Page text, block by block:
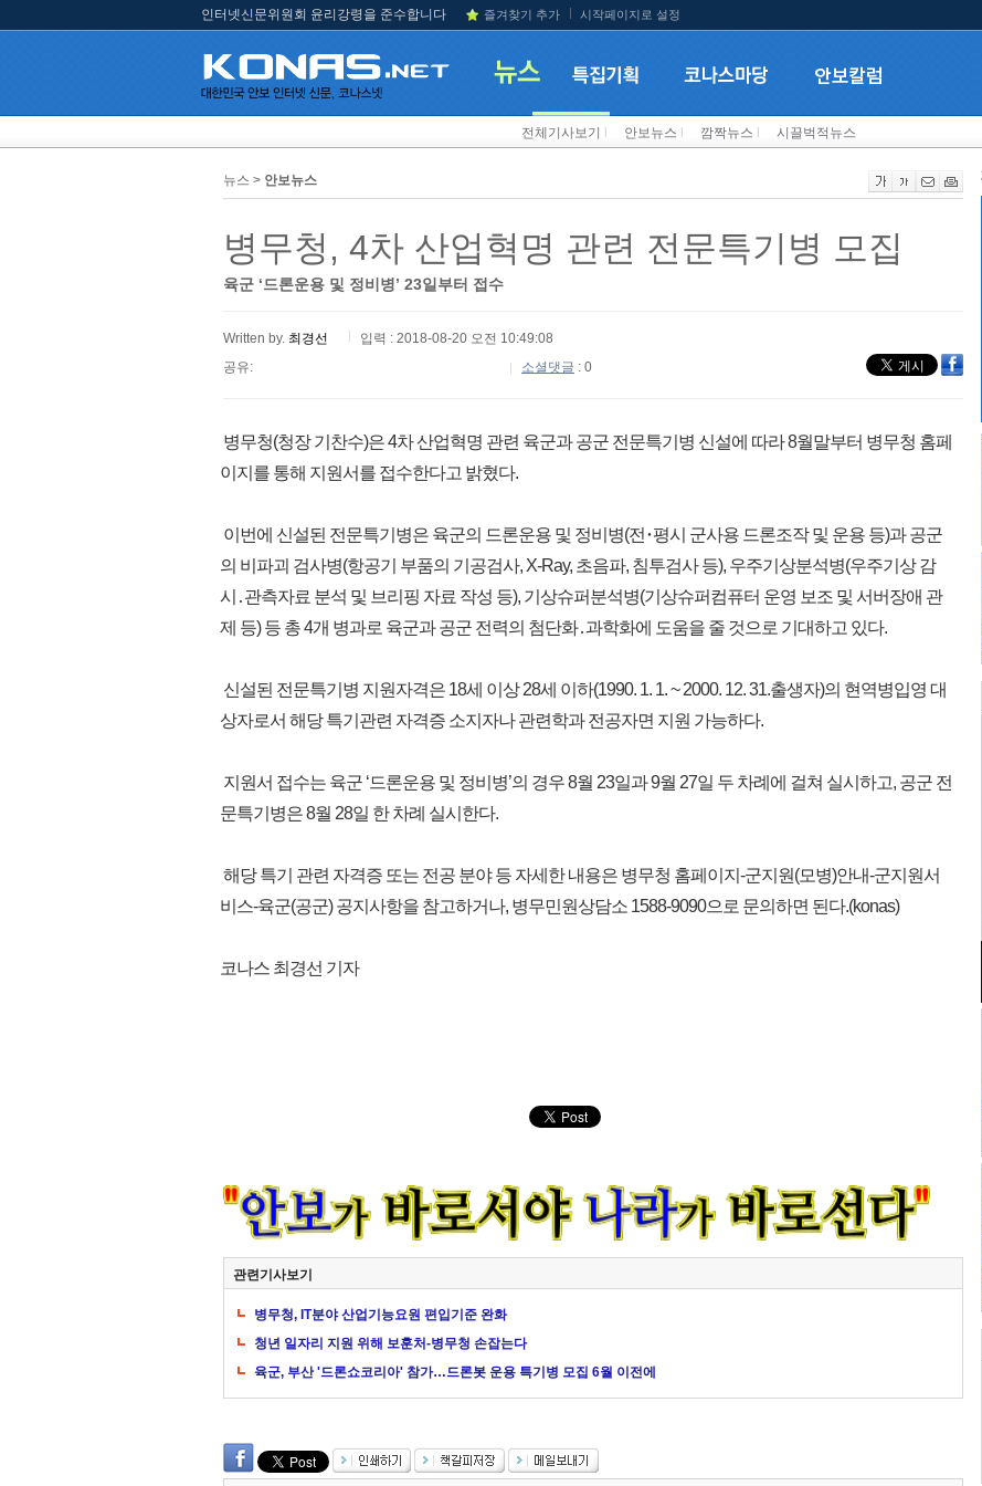
인터넷신문위원회 윤리강령을 준수합니다 즐겨찾기 추가 시작페이지로 설정
전체기사보기 안보뉴스 깜짝뉴스 시끌벅적뉴스
뉴스 > 안보뉴스
병무청, 4차 산업혁명 관련 전문특기병 모집
육군 ‘드론운용 및 정비병’ 23일부터 접수
Written by. 최경선
입력 : 2018-08-20 오전 10:49:08
공유:
소셜댓글 : 0
병무청(청장 기찬수)은 4차 산업혁명 관련 육군과 공군 전문특기병 신설에 따라 8월말부터 병무청 홈페
이지를 통해 지원서를 접수한다고 밝혔다.
이번에 신설된 전문특기병은 육군의 드론운용 및 정비병(전･평시 군사용 드론조작 및 운용 등)과 공군
의 비파괴 검사병(항공기 부품의 기공검사, X-Ray, 초음파, 침투검사 등), 우주기상분석병(우주기상 감
시․관측자료 분석 및 브리핑 자료 작성 등), 기상슈퍼분석병(기상슈퍼컴퓨터 운영 보조 및 서버장애 관
제 등) 등 총 4개 병과로 육군과 공군 전력의 첨단화․과학화에 도움을 줄 것으로 기대하고 있다.
신설된 전문특기병 지원자격은 18세 이상 28세 이하(1990. 1. 1. ~ 2000. 12. 31.출생자)의 현역병입영 대
상자로서 해당 특기관련 자격증 소지자나 관련학과 전공자면 지원 가능하다.
지원서 접수는 육군 ‘드론운용 및 정비병’의 경우 8월 23일과 9월 27일 두 차례에 걸쳐 실시하고, 공군 전
문특기병은 8월 28일 한 차례 실시한다.
해당 특기 관련 자격증 또는 전공 분야 등 자세한 내용은 병무청 홈페이지-군지원(모병)안내-군지원서
비스-육군(공군) 공지사항을 참고하거나, 병무민원상담소 1588-9090으로 문의하면 된다.(konas)
코나스 최경선 기자
관련기사보기
병무청, IT분야 산업기능요원 편입기준 완화
청년 일자리 지원 위해 보훈처-병무청 손잡는다
육군, 부산 '드론쇼코리아' 참가…드론봇 운용 특기병 모집 6월 이전에